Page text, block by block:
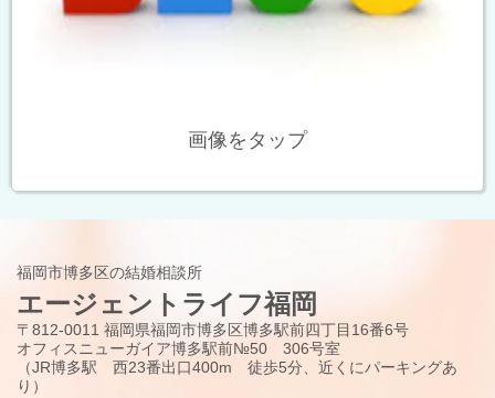
画像をタップ
福岡市博多区の結婚相談所
エージェントライフ福岡
〒812-0011 福岡県福岡市博多区博多駅前四丁目16番6号
オフィスニューガイア博多駅前№50 306号室
（JR博多駅 西23番出口400m 徒歩5分、近くにパーキングあ
り）